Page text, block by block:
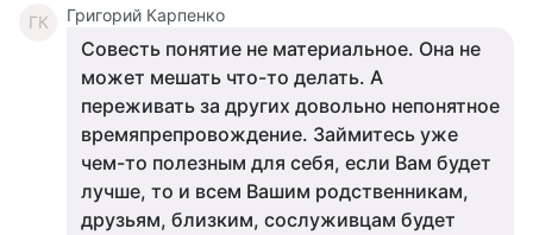
ГК Григорий Карпенко
Совесть понятие не материальное. Она не
может мешать что-то делать. А
переживать за других довольно непонятное
времяпрепровождение. Займитесь уже
чем-то полезным для себя, если Вам будет
лучше, то и всем Вашим родственникам,
друзьям, близким, сослуживцам будет